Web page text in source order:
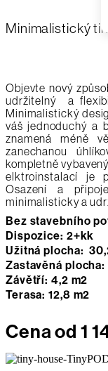
Minimalistický
Objevte nový
udržitelný a
Minimalistický
váš jednoduchý a
znamená méně
zanechanou
kompletně
elktroinstalací je
Osazení a
minimalisticky a
Bez stavebního
Dispozice: 2+kk
Užitná plocha:
Zastavěná plocha:
Závětří: 4,2 m2
Terasa: 12,8 m2
Cena od 1